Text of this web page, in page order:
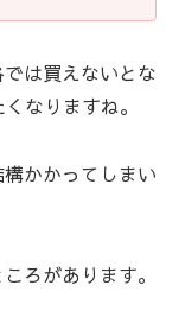
は買えないとな
なりますね。
かかってしまい
ろがあります。